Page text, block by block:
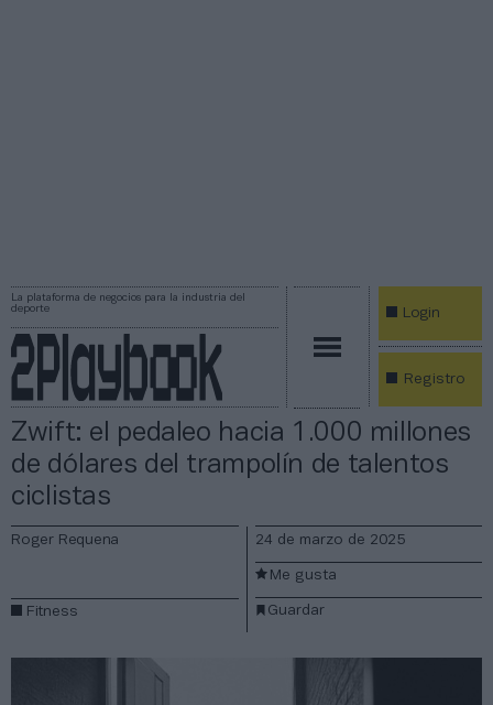
La plataforma de negocios para la industria del
deporte
Login
Registro
Zwift: el pedaleo hacia 1.000 millones
de dólares del trampolín de talentos
ciclistas
Roger Requena
Fitness
24 de marzo de 2025
Guardar
Me gusta